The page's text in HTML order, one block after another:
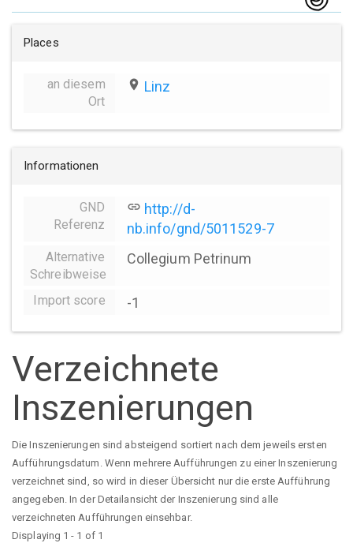
Places
an diesem
Ort
place Linz
Informationen
GND
Referenz
link http://d-
nb.info/gnd/5011529-7
Alternative
Schreibweise
Collegium Petrinum
Import score -1
Verzeichnete
Inszenierungen
Die Inszenierungen sind absteigend sortiert nach dem jeweils ersten
Aufführungsdatum. Wenn mehrere Aufführungen zu einer Inszenierung
verzeichnet sind, so wird in dieser Übersicht nur die erste Aufführung
angegeben. In der Detailansicht der Inszenierung sind alle
verzeichneten Aufführungen einsehbar.
Displaying 1 - 1 of 1